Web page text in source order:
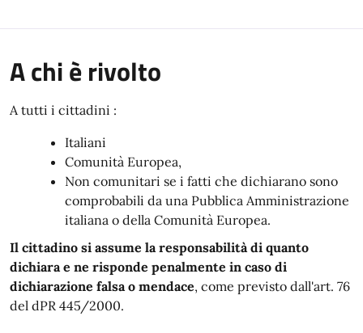
A chi è rivolto
A tutti i cittadini :
Italiani
Comunità Europea,
Non comunitari se i fatti che dichiarano sono
comprobabili da una Pubblica Amministrazione
italiana o della Comunità Europea.
Il cittadino si assume la responsabilità di quanto
dichiara e ne risponde penalmente in caso di
dichiarazione falsa o mendace, come previsto dall'art. 76
del dPR 445/2000.